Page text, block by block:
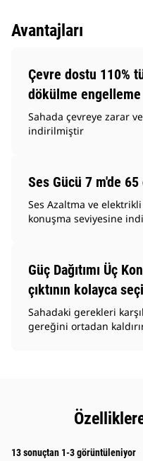
Avantajları
Çevre dostu 110%
dökülme engelleme
Sahada çevreye zarar
indirilmiştir
Ses Gücü 7 m'de 65
Ses Azaltma ve
konuşma seviyesine
Güç Dağıtımı Üç
çıktının kolayca
Sahadaki gerekleri
gereğini ortadan
13 sonuçtan 1-3 görüntüleniyor